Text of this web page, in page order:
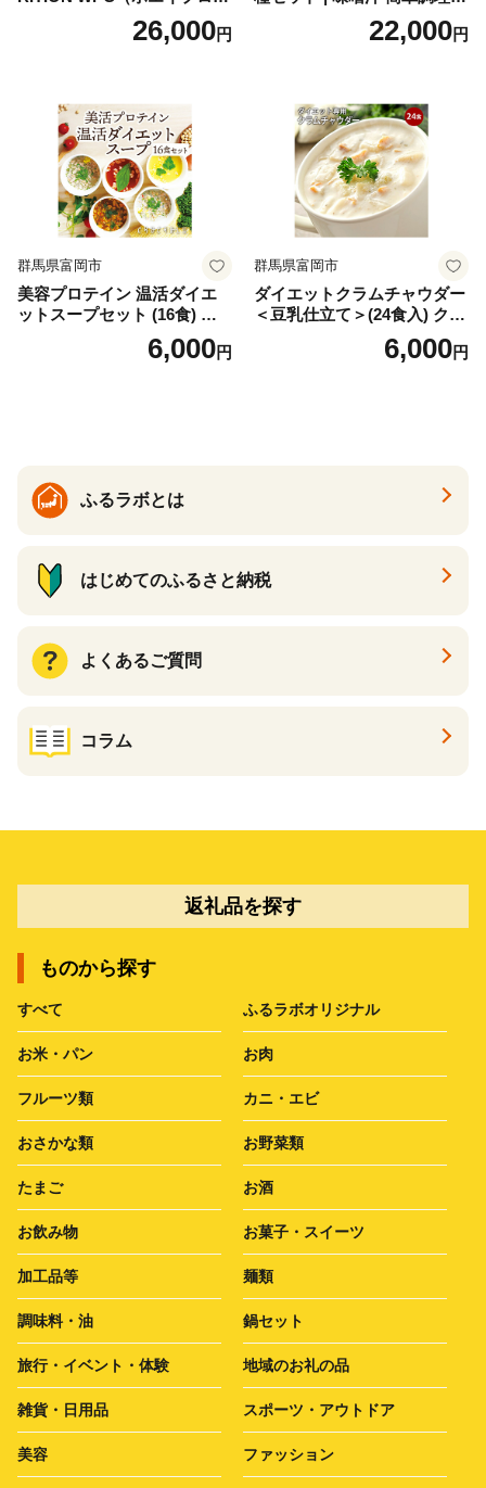
イン）＜プレーン＞ 900g｜
バズーカ岡田監修・植物由来
ロン [AIEN005]
26,000円
お味噌 おみそ みそ とり野菜
時短料理 時短ごはん ご当地
22,000円
群馬県富岡市
美容プロテイン 温活ダイエ
ットスープセット (16食) 小
分け スープ 食べ比べ セット
詰合せ クラムチャウダー チ
6,000円
群馬県富岡市
ダイエットクラムチャウダー
＜豆乳仕立て＞(24食入) クラ
ムチャウダー 豆乳 ダイエッ
ト スープ プロテイン たんぱ
6,000円
ふるラボとは
はじめてのふるさと納税
よくあるご質問
コラム
返礼品を探す
ものから探す
すべて ふるラボオリジナル
お米・パン お肉
フルーツ類 カニ・エビ
おさかな類 お野菜類
たまご お酒
お飲み物 お菓子・スイーツ
加工品等 麺類
調味料・油 鍋セット
旅行・イベント・体験 地域のお礼の品
雑貨・日用品 スポーツ・アウトドア
美容 ファッション